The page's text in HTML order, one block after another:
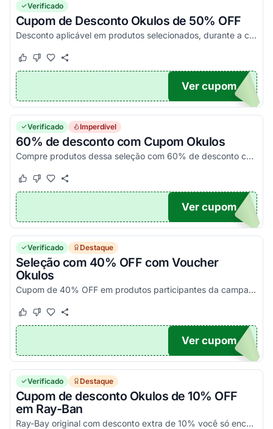
Verificado
Cupom de Desconto Okulos de 50% OFF
Desconto aplicável em produtos selecionados, durante a campanha promocional.
Este cupom funcionou
Este cupom não funcionou
50
Ver cupom
Verificado Imperdível
60% de desconto com Cupom Okulos
Compre produtos dessa seleção com 60% de desconto com esse cupom de desconto Okulos. Confira essa oportunidade e aproveite agora!
Este cupom funcionou
Este cupom não funcionou
60
Ver cupom
Verificado Destaque
Seleção com 40% OFF com Voucher
Okulos
Cupom de 40% OFF em produtos participantes da campanha.
Este cupom funcionou
Este cupom não funcionou
40
Ver cupom
Verificado Destaque
Cupom de desconto Okulos de 10% OFF
em Ray-Ban
Ray-Bay original com desconto extra de 10% você só encontra na loja virtual Okulos. Válido para itens desse link. Pegue o cupom agora!